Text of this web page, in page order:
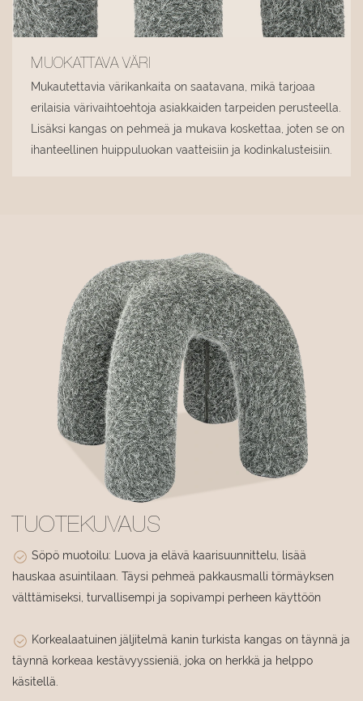
MUOKATTAVA VÄRI
Mukautettavia värikankaita on saatavana, mikä tarjoaa
erilaisia ​​värivaihtoehtoja asiakkaiden tarpeiden perusteella.
Lisäksi kangas on pehmeä ja mukava koskettaa, joten se on
ihanteellinen huippuluokan vaatteisiin ja kodinkalusteisiin.
TUOTEKUVAUS
Söpö muotoilu: Luova ja elävä kaarisuunnittelu, lisää
hauskaa asuintilaan. Täysi pehmeä pakkausmalli törmäyksen
välttämiseksi, turvallisempi ja sopivampi perheen käyttöön
Korkealaatuinen jäljitelmä kanin turkista kangas on täynnä ja
täynnä korkeaa kestävyyssieniä, joka on herkkä ja helppo
käsitellä.